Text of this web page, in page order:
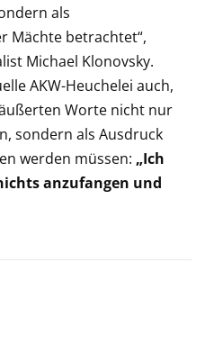
als
Mächte betrachtet“,
Michael Klonovsky.
AKW-Heuchelei auch,
Worte nicht nur
sondern als Ausdruck
werden müssen: „Ich
anzufangen und